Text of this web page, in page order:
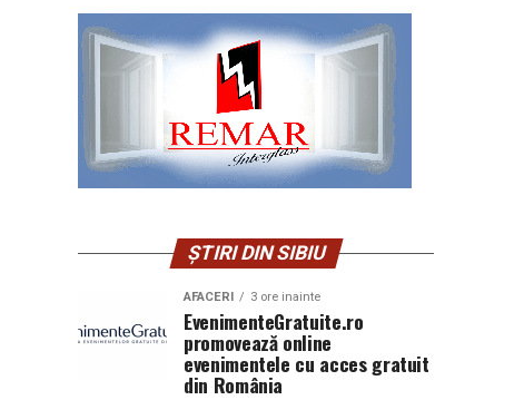
ȘTIRI DIN SIBIU
AFACERI 3 ore inainte
EvenimenteGratuite.ro
promovează online
evenimentele cu acces gratuit
din România